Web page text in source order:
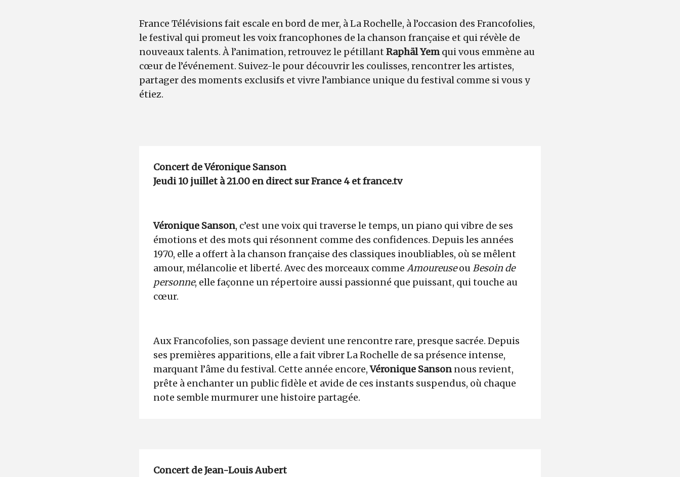
France Télévisions fait escale en bord de mer, à La Rochelle, à l’occasion des Francofolies,
le festival qui promeut les voix francophones de la chanson française et qui révèle de
nouveaux talents. À l’animation, retrouvez le pétillant Raphäl Yemqui vous emmène au
cœur de l’événement. Suivez-le pour découvrir les coulisses, rencontrer les artistes,
partager des moments exclusifs et vivre l’ambiance unique du festival comme si vous y
étiez.
Concert de Véronique Sanson
Jeudi 10 juillet à 21.00 en direct sur France 4 et france.tv
Véronique Sanson, c’est une voix qui traverse le temps, un piano qui vibre de ses
émotions et des mots qui résonnent comme des confidences. Depuis les années
1970, elle a offert à la chanson française des classiques inoubliables, où se mêlent
amour, mélancolie et liberté. Avec des morceaux comme AmoureuseouBesoin de
personne, elle façonne un répertoire aussi passionné que puissant, qui touche au
cœur.
Aux Francofolies, son passage devient une rencontre rare, presque sacrée. Depuis
ses premières apparitions, elle a fait vibrer La Rochelle de sa présence intense,
marquant l’âme du festival. Cette année encore,Véronique Sanson nous revient,
prête à enchanter un public fidèle et avide de ces instants suspendus, où chaque
note semble murmurer une histoire partagée.
Concert de Jean-Louis Aubert